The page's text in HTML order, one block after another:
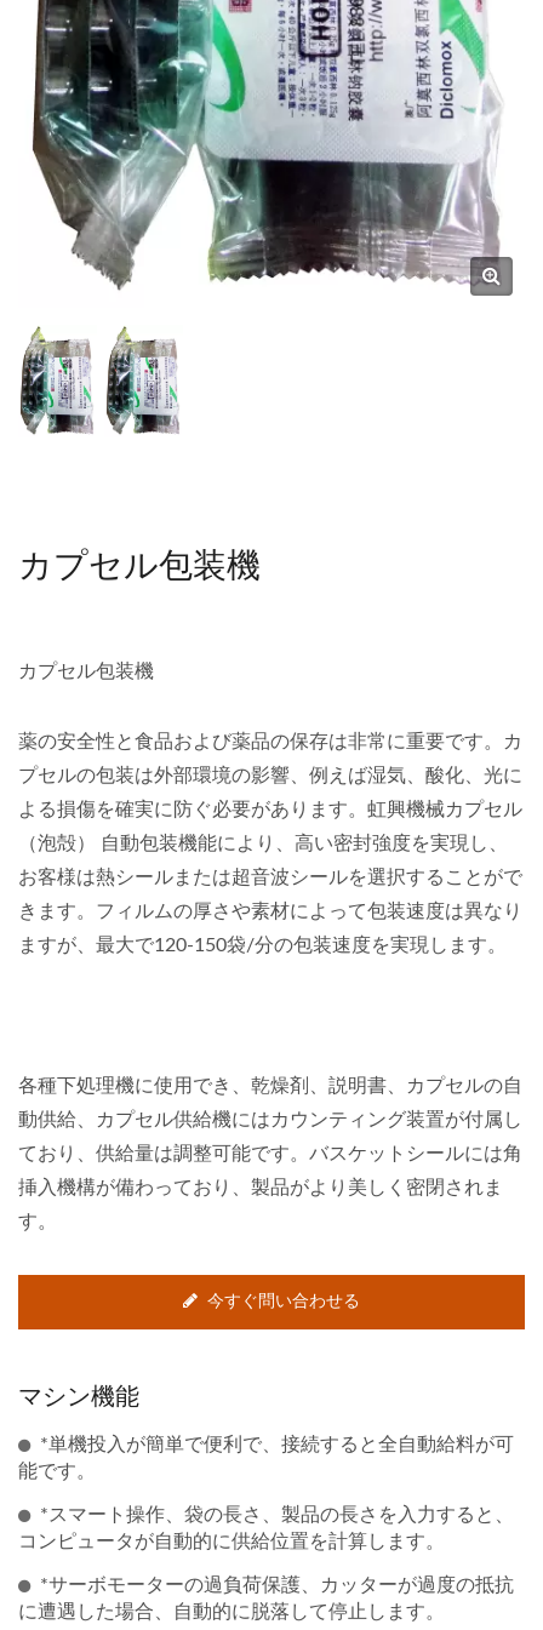
カプセル包装機
カプセル包装機
薬の安全性と食品および薬品の保存は非常に重要です。カ
プセルの包装は外部環境の影響、例えば湿気、酸化、光に
よる損傷を確実に防ぐ必要があります。虹興機械カプセル
（泡殻） 自動包装機能により、高い密封強度を実現し、
お客様は熱シールまたは超音波シールを選択することがで
きます。フィルムの厚さや素材によって包装速度は異なり
ますが、最大で120-150袋/分の包装速度を実現します。
各種下処理機に使用でき、乾燥剤、説明書、カプセルの自
動供給、カプセル供給機にはカウンティング装置が付属し
ており、供給量は調整可能です。バスケットシールには角
挿入機構が備わっており、製品がより美しく密閉されま
す。
今すぐ問い合わせる
マシン機能
*単機投入が簡単で便利で、接続すると全自動給料が可
能です。
*スマート操作、袋の長さ、製品の長さを入力すると、
コンピュータが自動的に供給位置を計算します。
*サーボモーターの過負荷保護、カッターが過度の抵抗
に遭遇した場合、自動的に脱落して停止します。